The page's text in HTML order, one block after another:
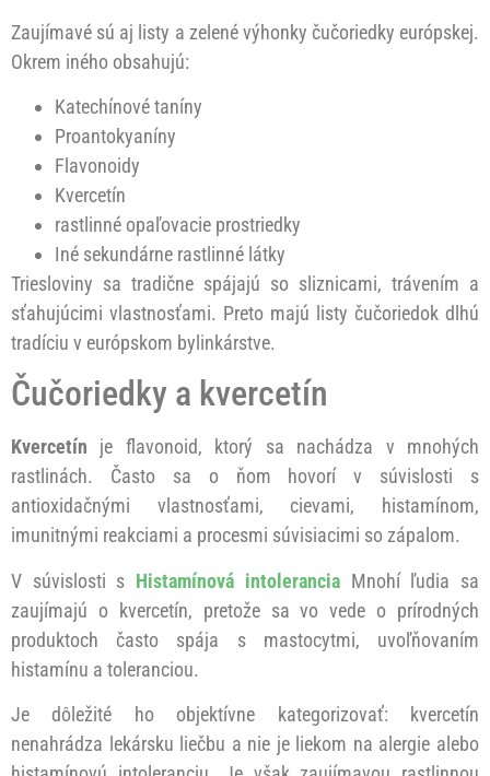
Zaujímavé sú aj listy a zelené výhonky čučoriedky európskej.
Okrem iného obsahujú:
Katechínové taníny
Proantokyaníny
Flavonoidy
Kvercetín
rastlinné opaľovacie prostriedky
Iné sekundárne rastlinné látky
Triesloviny sa tradične spájajú so sliznicami, trávením a
sťahujúcimi vlastnosťami. Preto majú listy čučoriedok dlhú
tradíciu v európskom bylinkárstve.
Čučoriedky a kvercetín
Kvercetín je flavonoid, ktorý sa nachádza v mnohých
rastlinách. Často sa o ňom hovorí v súvislosti s
antioxidačnými vlastnosťami, cievami, histamínom,
imunitnými reakciami a procesmi súvisiacimi so zápalom.
V súvislosti s Histamínová intoleranciaMnohí ľudia sa
zaujímajú o kvercetín, pretože sa vo vede o prírodných
produktoch často spája s mastocytmi, uvoľňovaním
histamínu a toleranciou.
Je dôležité ho objektívne kategorizovať: kvercetín
nenahrádza lekársku liečbu a nie je liekom na alergie alebo